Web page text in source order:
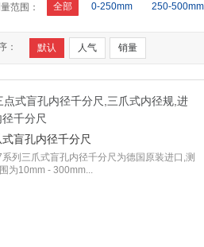
范围： 全部 0-250mm 250-500mm
： 默认 人气 销量
式盲孔内径千分尺
列三爪式盲孔内径千分尺为德国原装进口,测
为10mm - 300mm...